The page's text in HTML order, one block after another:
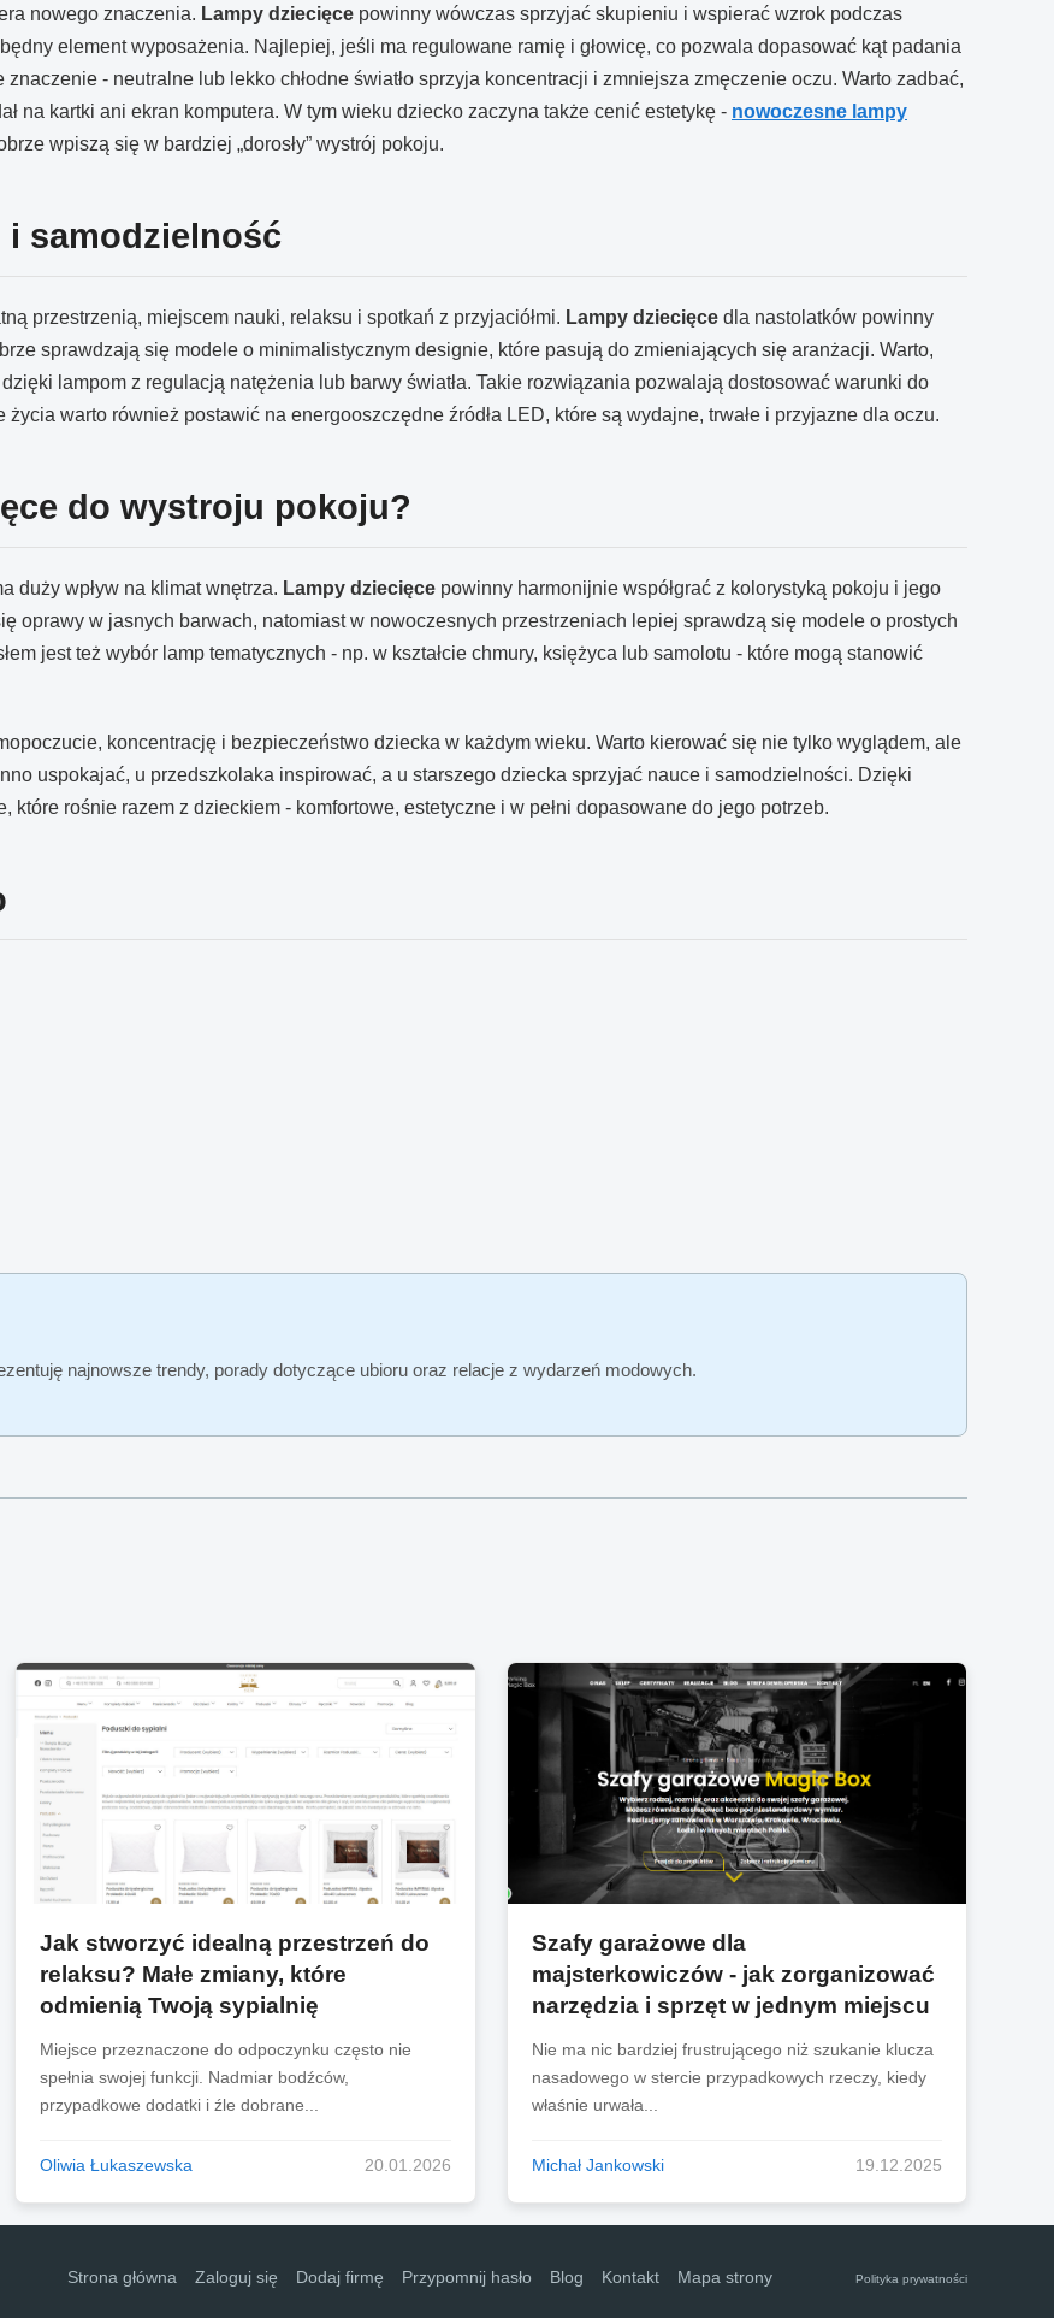
nowego znaczenia. Lampy dziecięce powinny wówczas sprzyjać skupieniu i wspierać wzrok podczas
element wyposażenia. Najlepiej, jeśli ma regulowane ramię i głowicę, co pozwala dopasować kąt padania
- neutralne lub lekko chłodne światło sprzyja koncentracji i zmniejsza zmęczenie oczu. Warto zadbać,
na kartki ani ekran komputera. W tym wieku dziecko zaczyna także cenić estetykę - nowoczesne lampy
wpiszą się w bardziej „dorosły” wystrój pokoju.
samodzielność
przestrzenią, miejscem nauki, relaksu i spotkań z przyjaciółmi. Lampy dziecięce dla nastolatków powinny
sprawdzają się modele o minimalistycznym designie, które pasują do zmieniających się aranżacji. Warto,
lampom z regulacją natężenia lub barwy światła. Takie rozwiązania pozwalają dostosować warunki do
warto również postawić na energooszczędne źródła LED, które są wydajne, trwałe i przyjazne dla oczu.
do wystroju pokoju?
duży wpływ na klimat wnętrza. Lampy dziecięce powinny harmonijnie współgrać z kolorystyką pokoju i jego
oprawy w jasnych barwach, natomiast w nowoczesnych przestrzeniach lepiej sprawdzą się modele o prostych
jest też wybór lamp tematycznych - np. w kształcie chmury, księżyca lub samolotu - które mogą stanowić
koncentrację i bezpieczeństwo dziecka w każdym wieku. Warto kierować się nie tylko wyglądem, ale
uspokajać, u przedszkolaka inspirować, a u starszego dziecka sprzyjać nauce i samodzielności. Dzięki
rośnie razem z dzieckiem - komfortowe, estetyczne i w pełni dopasowane do jego potrzeb.
najnowsze trendy, porady dotyczące ubioru oraz relacje z wydarzeń modowych.
Jak stworzyć idealną przestrzeń do
relaksu? Małe zmiany, które
odmienią Twoją sypialnię
Miejsce przeznaczone do odpoczynku często nie
spełnia swojej funkcji. Nadmiar bodźców,
przypadkowe dodatki i źle dobrane...
Oliwia Łukaszewska 20.01.2026
Szafy garażowe dla
majsterkowiczów - jak zorganizować
narzędzia i sprzęt w jednym miejscu
Nie ma nic bardziej frustrującego niż szukanie klucza
nasadowego w stercie przypadkowych rzeczy, kiedy
właśnie urwała...
Michał Jankowski 19.12.2025
Strona główna Zaloguj się Dodaj firmę Przypomnij hasło Blog Kontakt Mapa strony Polityka prywatności